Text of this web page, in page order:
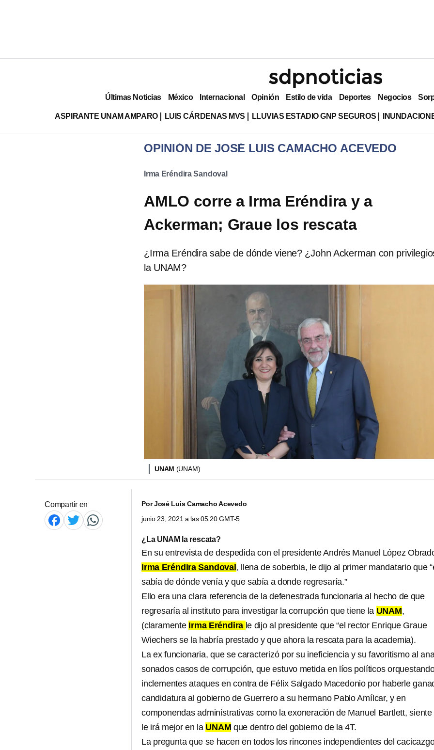
Últimas Noticias México Internacional Opinión Estilo de vida Deportes Negocios
ASPIRANTE UNAM AMPARO LUIS CÁRDENAS MVS LLUVIAS ESTADIO GNP SEGUROS
OPINIÓN DE JOSÉ LUIS CAMACHO ACEVEDO
Irma Eréndira Sandoval
AMLO corre a Irma Eréndira y a
Ackerman; Graue los rescata
¿Irma Eréndira sabe de dónde viene? ¿John Ackerman con
la UNAM?
UNAM (UNAM)
Compartir en PorJosé Luis Camacho Acevedo
junio 23, 2021 a las 05:20 GMT-5
¿La UNAM la rescata?
En su entrevista de despedida con el presidente Andrés Manuel López
Irma Eréndira Sandoval , llena de soberbia, le dijo al primer mandatario que
sabía de dónde venía y que sabía a donde regresaría.”
Ello era una clara referencia de la defenestrada funcionaria al hecho de que
regresaría al instituto para investigar la corrupción que tiene la UNAM,
(claramente Irma Eréndira le dijo al presidente que “el rector Enrique Graue
Wiechers se la habría prestado y que ahora la rescata para la academia).
La ex funcionaria, que se caracterizó por su ineficiencia y su favoritismo al
sonados casos de corrupción, que estuvo metida en líos políticos
inclementes ataques en contra de Félix Salgado Macedonio por haberle
candidatura al gobierno de Guerrero a su hermano Pablo Amílcar, y en
componendas administrativas como la exoneración de Manuel Bartlett, siente
le irá mejor en la UNAM que dentro del gobierno de la 4T.
La pregunta que se hacen en todos los rincones independientes del